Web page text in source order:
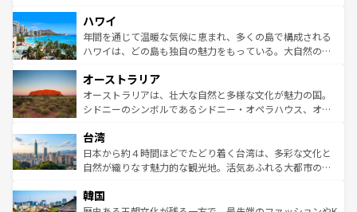
ば市内交通費無料で観光を楽しむこともできる。 なお、新
着のスイス情報はコンテンツ一覧 を参照してほしい。
のような巨大都市は、観光、ショッピング、エンターテイ
ンメントが詰まった刺激的なスポットだ。一方、アメリカ
西部には大自然が広がり、グランドキャニオンやイエロー
部のニューオーリンズでは、音楽と美食が融合した独特の
文化が魅力。旅行者はアメリカの各地域で異なる魅力を楽
しみながら、その多様性と豊かな歴史を感じることができ
ならではの贅沢な旅のスタイルだ。 なお、新着のアメリカ
情報はコンテンツ一覧を参照してほしい。
ハワイ
年間を通じて温暖な気候に恵まれ、多くの島で構成される
ハワイは、どの島も独自の魅力をもっている。大自然の神
ワイ島は見逃せない。また、定番の観光地といえばオアフ
島だが、静かな自然を求めるならマウイ島やカウアイ島が
おすすめ。エメラルドグリーンに輝く海をはじめ、豊かな
れるおもてなしの心で訪れる人々を迎えてくれるハワイの
人々、おいしいローカルフードやハワイアンミュージッ
ク、伝統的なフラダンスなど、すべてがハワイの魅力を彩
ワイを、存分に味わってほしい。 なお、新着のハワイ情報
はコンテンツ一覧を参照してほしい。
オーストラリア
オーストラリアは、壮大な自然と多様な文化が魅力の国。
シドニーのシンボルであるシドニー・オペラハウス、オー
リアリーフや大陸中央部にそびえるウルル（エアーズロッ
ク）、タスマニアの美しい原生林やケアンズの熱帯雨林な
ど、見どころがたくさん。また、カフェやワイン、オージ
いる。アクティビティも充実しており、サーフィンやダイ
ビング、ハイキングなど、アウトドア好きにはたまらな
台湾
日本から約４時間ほどでたどり着く台湾は、多彩な文化と
自然が織りなす魅力的な観光地。活気あふれる大都市の台
ン）、静ひつな山岳地帯である台湾東部など、都市の喧騒
韓国